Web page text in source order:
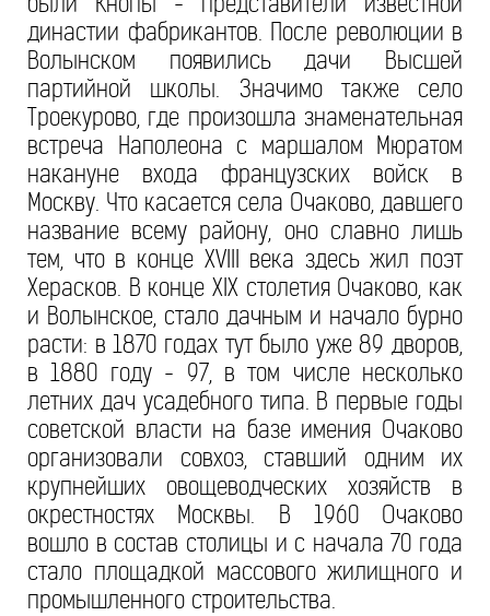
династии фабрикантов. После революции в
Волынском появились дачи Высшей
партийной школы. Значимо также село
Троекурово, где произошла знаменательная
встреча Наполеона с маршалом Мюратом
накануне входа французских войск в
Москву. Что касается села Очаково, давшего
название всему району, оно славно лишь
тем, что в конце XVIII века здесь жил поэт
Херасков. В конце XIX столетия Очаково, как
и Волынское, стало дачным и начало бурно
расти: в 1870 годах тут было уже 89 дворов,
в 1880 году - 97, в том числе несколько
летних дач усадебного типа. В первые годы
советской власти на базе имения Очаково
организовали совхоз, ставший одним их
крупнейших овощеводческих хозяйств в
окрестностях Москвы. В 1960 Очаково
вошло в состав столицы и с начала 70 года
стало площадкой массового жилищного и
промышленного строительства.